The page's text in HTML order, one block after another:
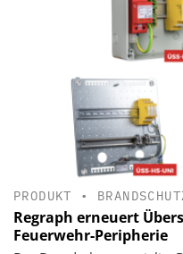
PRODUKT •
Regraph erneuert
Feuerwehr-Peripherie